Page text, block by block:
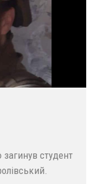
загинув студент